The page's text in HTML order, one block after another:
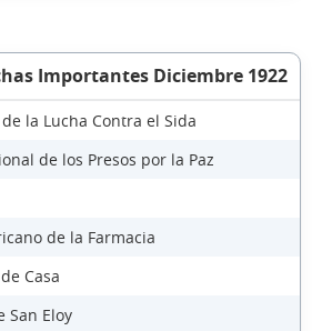
Importantes Diciembre 1922
la Lucha Contra el Sida
de los Presos por la Paz
de la Farmacia
Casa
San Eloy